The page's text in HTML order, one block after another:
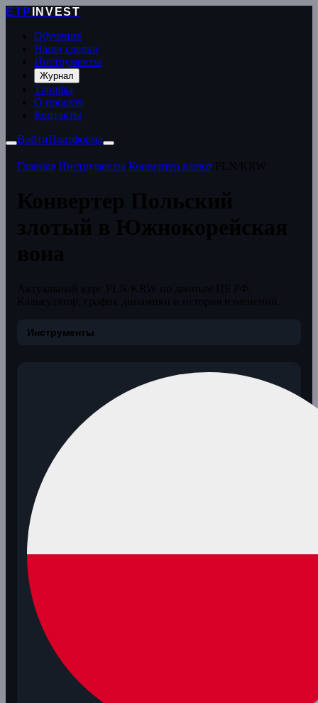
ETP
INVEST
Обучение
Наши сделки
Инструменты
Журнал
Тарифы
О проекте
Контакты
ВойтиПлатформа
Главная Инструменты Конвертер валют
Инструменты